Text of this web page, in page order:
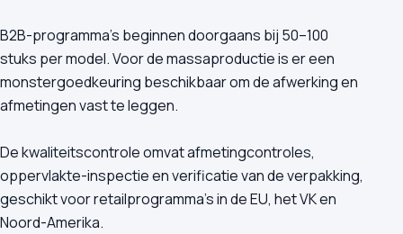
B2B-programma's beginnen doorgaans bij 50–100
stuks per model. Voor de massaproductie is er een
monstergoedkeuring beschikbaar om de afwerking en
afmetingen vast te leggen.
De kwaliteitscontrole omvat afmetingcontroles,
oppervlakte-inspectie en verificatie van de verpakking,
geschikt voor retailprogramma's in de EU, het VK en
Noord-Amerika.